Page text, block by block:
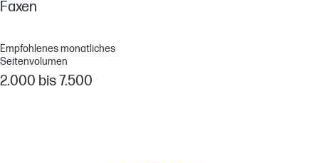
Faxen
Empfohlenes monatliches
Seitenvolumen
2.000 bis 7.500